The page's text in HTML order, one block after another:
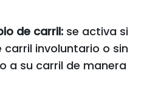
de carril: se activa si
involuntario o sin
a su carril de manera